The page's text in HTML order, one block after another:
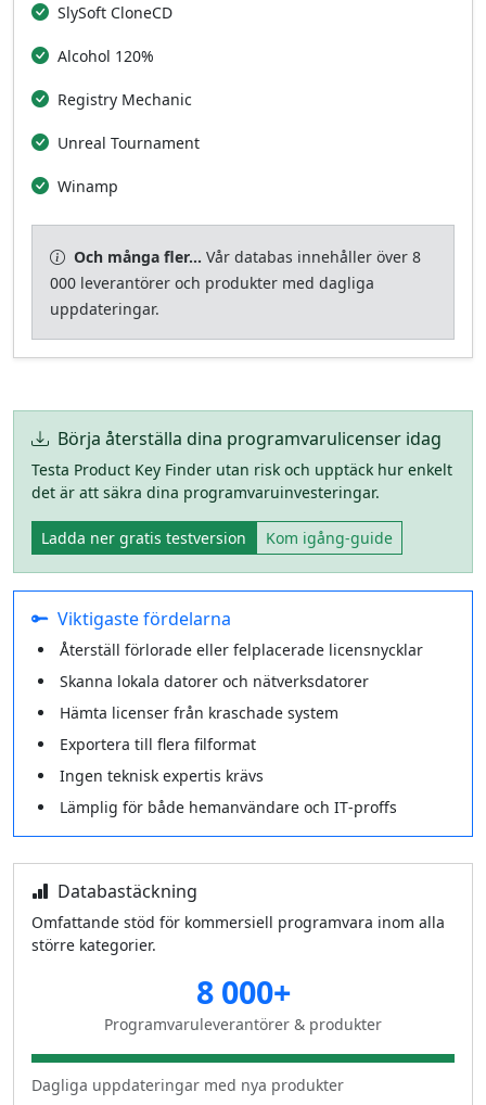
SlySoft CloneCD
Alcohol 120%
Registry Mechanic
Unreal Tournament
Winamp
Och många fler... Vår databas innehåller över 8
000 leverantörer och produkter med dagliga
uppdateringar.
Börja återställa dina programvarulicenser idag
Testa Product Key Finder utan risk och upptäck hur enkelt
det är att säkra dina programvaruinvesteringar.
Ladda ner gratis testversion Kom igång‑guide
Viktigaste fördelarna
Återställ förlorade eller felplacerade licensnycklar
Skanna lokala datorer och nätverksdatorer
Hämta licenser från kraschade system
Exportera till flera filformat
Ingen teknisk expertis krävs
Lämplig för både hemanvändare och IT‑proffs
Databastäckning
Omfattande stöd för kommersiell programvara inom alla
större kategorier.
8 000+
Programvaruleverantörer & produkter
Dagliga uppdateringar med nya produkter